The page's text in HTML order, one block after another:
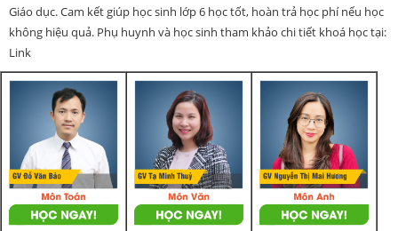
Giáo dục. Cam kết giúp học sinh lớp 6 học tốt, hoàn trả học phí nếu học
không hiệu quả. Phụ huynh và học sinh tham khảo chi tiết khoá học tại:
Link